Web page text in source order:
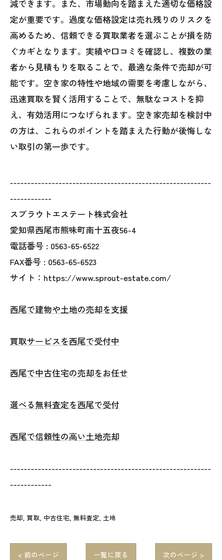
減できます。また、市場動向を踏まえた適切な価格設
定が重要です。過度な価格設定は売れ残りのリスクを
高めるため、信頼できる買取業者を選ぶことが損を防
ぐカギとなります。実績や口コミを確認し、複数の業
者から見積もりを取ることで、最適な条件で売却が可
能です。空き家の特性や地域の需要を考慮しながら、
迅速買取を賢く活用することで、無駄なコストを抑
え、有効活用につなげられます。空き家売却を検討中
の方は、これらのポイントを踏まえた行動が後悔しな
い取引の第一歩です。
----------------------------------------------------------
------------
スプラウトエステート株式会社
愛知県西尾市熊味町南十五夜56-4
電話番号 : 0563-65-6522
FAX番号 : 0563-65-6523
サイト：https://www.sprout-estate.com/
西尾で建物や土地の売却を支援
買取サービスを西尾で受付中
西尾で中古住宅の売却をお任せ
選べる無料査定を西尾で受付
西尾で信頼性の高い土地売却
----------------------------------------------------------
------------
売却 買取 中古住宅 無料査定 土地
< 前のページ 一覧に戻る 次のページ >